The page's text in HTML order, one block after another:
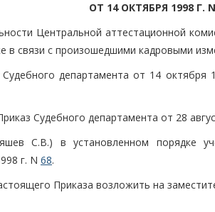
ОТ 14 ОКТЯБРЯ 1998 Г. N
Центральной аттестационной
в связи с произошедшими кадровыми
департамента от 14 октября
Судебного департамента от 28
С.В.) в установленном порядке
г. N 68.
Приказа возложить на